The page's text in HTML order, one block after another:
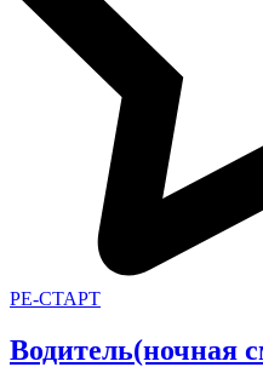
РЕ-СТАРТ
Водитель(ночная